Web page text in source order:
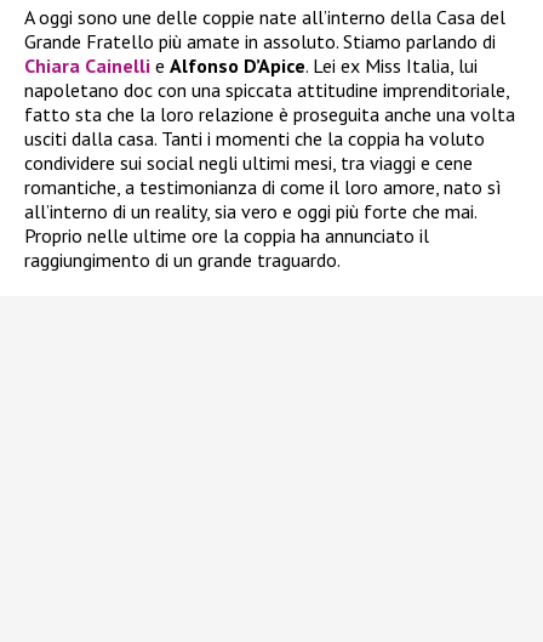
A oggi sono une delle coppie nate all’interno della Casa del
Grande Fratello più amate in assoluto. Stiamo parlando di
Chiara Cainelli e Alfonso D’Apice. Lei ex Miss Italia, lui
napoletano doc con una spiccata attitudine imprenditoriale,
fatto sta che la loro relazione è proseguita anche una volta
usciti dalla casa. Tanti i momenti che la coppia ha voluto
condividere sui social negli ultimi mesi, tra viaggi e cene
romantiche, a testimonianza di come il loro amore, nato sì
all’interno di un reality, sia vero e oggi più forte che mai.
Proprio nelle ultime ore la coppia ha annunciato il
raggiungimento di un grande traguardo.